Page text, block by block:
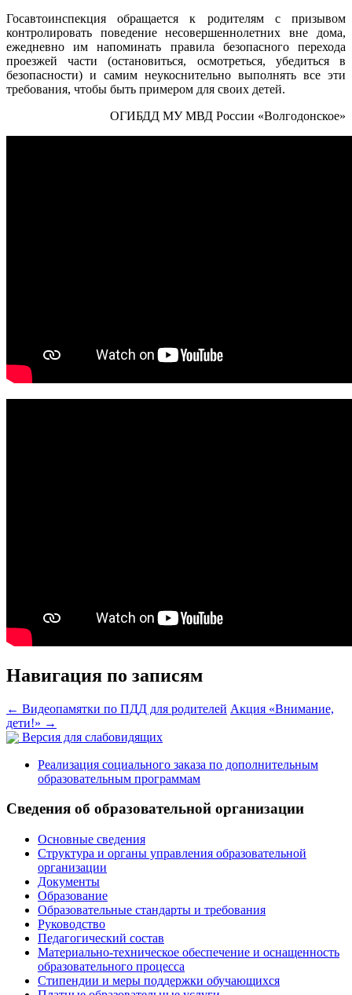
Госавтоинспекция обращается к родителям с призывом
контролировать поведение несовершеннолетних вне дома,
ежедневно им напоминать правила безопасного перехода
проезжей части (остановиться, осмотреться, убедиться в
безопасности) и самим неукоснительно выполнять все эти
требования, чтобы быть примером для своих детей.
ОГИБДД МУ МВД России «Волгодонское»
Навигация по записям
← Видеопамятки по ПДД для родителей Акция «Внимание,
дети!» →
Версия для слабовидящих
Реализация социального заказа по дополнительным
образовательным программам
Сведения об образовательной организации
Основные сведения
Структура и органы управления образовательной
организации
Документы
Образование
Образовательные стандарты и требования
Руководство
Педагогический состав
Материально-техническое обеспечение и оснащенность
образовательного процесса
Стипендии и меры поддержки обучающихся